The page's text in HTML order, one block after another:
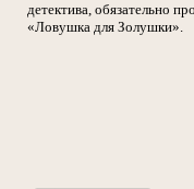
детектива, обязательно
«Ловушка для Золушки».